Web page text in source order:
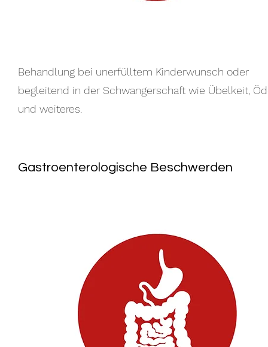
Behandlung bei unerfülltem Kinderwunsch oder
begleitend in der Schwangerschaft wie Übelkeit,
und weiteres.
Gastroenterologische Beschwerden